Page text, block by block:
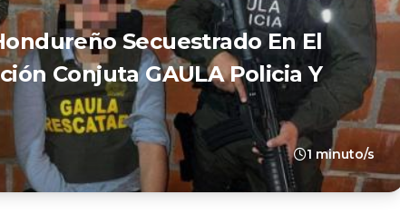
Secuestrado En El
Conjuta GAULA Policia Y
1 minuto/s